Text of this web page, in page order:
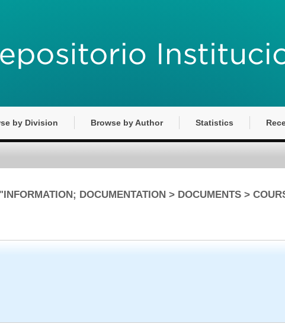
by Division Browse by Author Statistics
DOCUMENTATION > DOCUMENTS >